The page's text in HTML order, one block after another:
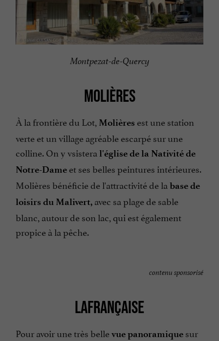
Montpezat-de-Quercy
MOLIÈRES
À la frontière du Lot, Molières est une station
verte et un village agréable escarpé sur une
colline. On y vsistera l'église de la Nativité de
Notre-Dame et ses belles peintures intérieures.
Molières bénéficie de l'attractivité de la base de
loisirs du Malivert, avec sa plage de sable
blanc, autour de son lac, qui est également
propice à la pêche.
contenu sponsorisé
LAFRANÇAISE
Pour avoir une très bellevue panoramique sur